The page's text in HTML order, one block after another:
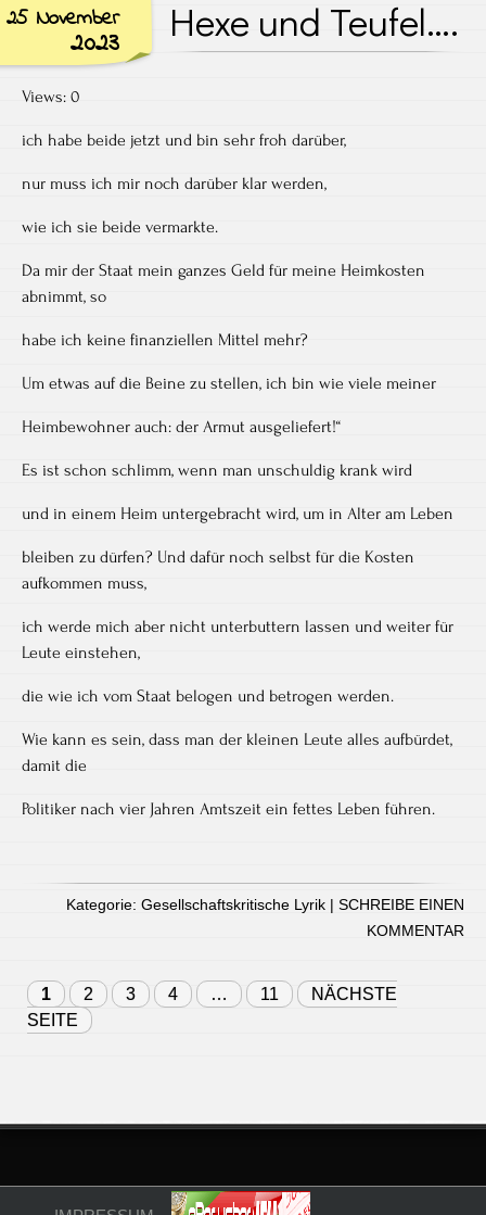
25 November
2023 Hexe und Teufel….
Views: 0
ich habe beide jetzt und bin sehr froh darüber,
nur muss ich mir noch darüber klar werden,
wie ich sie beide vermarkte.
Da mir der Staat mein ganzes Geld für meine Heimkosten
abnimmt, so
habe ich keine finanziellen Mittel mehr?
Um etwas auf die Beine zu stellen, ich bin wie viele meiner
Heimbewohner auch: der Armut ausgeliefert!“
Es ist schon schlimm, wenn man unschuldig krank wird
und in einem Heim untergebracht wird, um in Alter am Leben
bleiben zu dürfen? Und dafür noch selbst für die Kosten
aufkommen muss,
ich werde mich aber nicht unterbuttern lassen und weiter für
Leute einstehen,
die wie ich vom Staat belogen und betrogen werden.
Wie kann es sein, dass man der kleinen Leute alles aufbürdet,
damit die
Politiker nach vier Jahren Amtszeit ein fettes Leben führen.
Kategorie: Gesellschaftskritische Lyrik | SCHREIBE EINEN
KOMMENTAR
1 2 3 4 … 11
NÄCHSTE
SEITE